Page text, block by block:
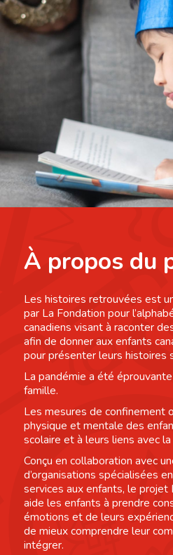
À propos du
Les histoires retrouvées est
par La Fondation pour
canadiens visant à raconter
afin de donner aux enfants
pour présenter leurs histoires
La pandémie a été
famille.
Les mesures de confinement
physique et mentale des
scolaire et à leurs liens avec
Conçu en collaboration avec
d’organisations spécialisées
services aux enfants, le
aide les enfants à prendre
émotions et de leurs
de mieux comprendre leur
intégrer.